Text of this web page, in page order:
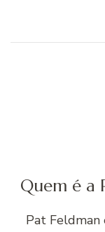
Quem é a
Pat Feldman